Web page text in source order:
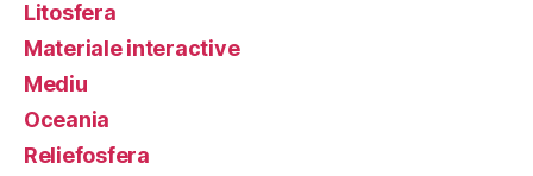
Litosfera
Materiale interactive
Mediu
Oceania
Reliefosfera